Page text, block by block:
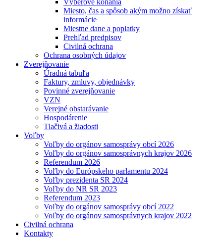
Výberove konania
Miesto, čas a spôsob akým možno získať
informácie
Miestne dane a poplatky
Prehľad predpisov
Civilná ochrana
Ochrana osobných údajov
Zverejňovanie
Úradná tabuľa
Faktury, zmluvy, objednávky
Povinné zverejňovanie
VZN
Verejné obstarávanie
Hospodárenie
Tlačivá a žiadosti
Voľby
Voľby do orgánov samosprávy obcí 2026
Voľby do orgánov samosprávnych krajov 2026
Referendum 2026
Voľby do Európskeho parlamentu 2024
Voľby prezidenta SR 2024
Voľby do NR SR 2023
Referendum 2023
Voľby do orgánov samosprávy obcí 2022
Voľby do orgánov samosprávnych krajov 2022
Civilná ochrana
Kontakty